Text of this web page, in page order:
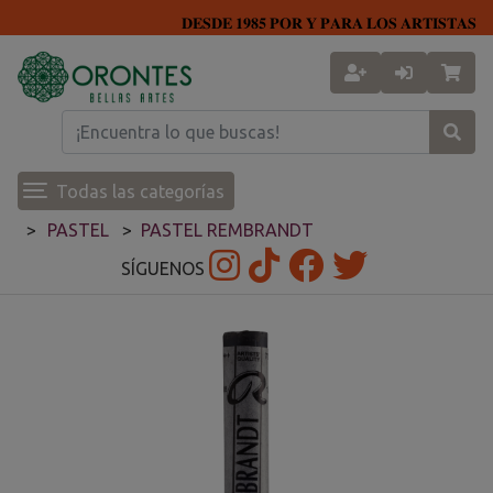
𝐃𝐄𝐒𝐃𝐄 𝟏𝟗𝟖𝟓 𝐏𝐎𝐑 𝐘 𝐏𝐀𝐑𝐀 𝐋𝐎𝐒 𝐀𝐑𝐓𝐈𝐒𝐓𝐀𝐒
Todas las categorías
PASTEL
PASTEL REMBRANDT
SÍGUENOS